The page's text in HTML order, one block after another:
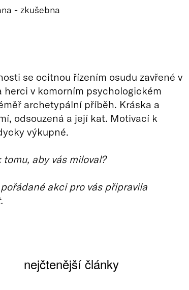
- zkušebna
se ocitnou řízením osudu zavřené v
herci v komorním psychologickém
archetypální příběh. Kráska a
odsouzená a její kat. Motivací k
výkupné.
aby vás miloval?
akci pro vás připravila
nejčtenější články